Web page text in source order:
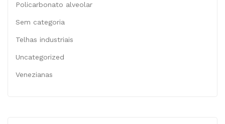
Policarbonato alveolar
Sem categoria
Telhas industriais
Uncategorized
Venezianas